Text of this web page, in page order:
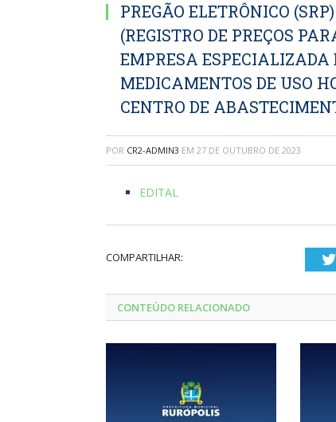
PREGÃO ELETRÔNICO
(REGISTRO DE PREÇOS
EMPRESA ESPECIALIZADA
MEDICAMENTOS DE USO
CENTRO DE
POR CR2-ADMIN3 EM 27 DE OUTUBRO DE 2023
EDITAL
COMPARTILHAR:
CONTEÚDO RELACIONADO